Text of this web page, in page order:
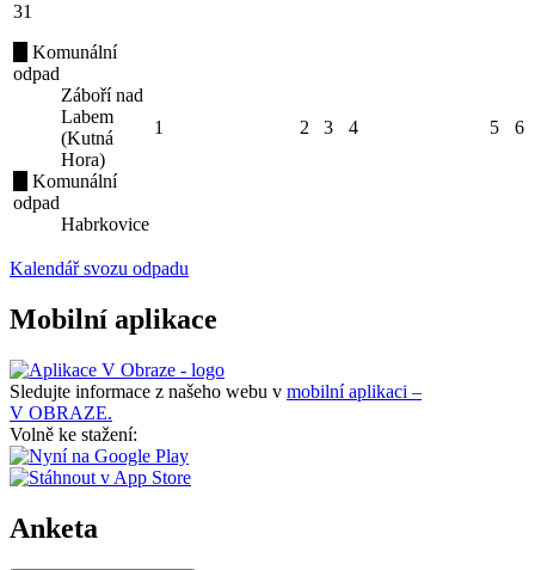
31
Komunální
odpad
Záboří nad
Labem
(Kutná
Hora)
Komunální
odpad
Habrkovice
1 2 3 4 5 6
Kalendář svozu odpadu
Mobilní aplikace
Sledujte informace z našeho webu v mobilní aplikaci –
V OBRAZE.
Volně ke stažení:
Anketa